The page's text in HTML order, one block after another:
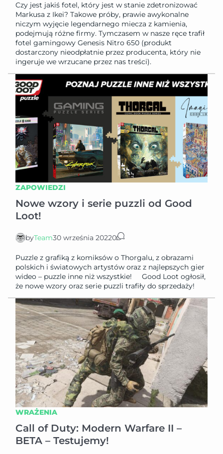
Czy jest jakiś fotel, który jest w stanie zdetronizować
Markusa z Ikei? Takowe próby, prawie awykonalne
niczym wyjęcie legendarnego miecza z kamienia,
podejmują różne firmy. Tymczasem w nasze ręce trafił
fotel gamingowy Genesis Nitro 650 (produkt
dostarczony nieodpłatnie przez producenta, który nie
ingeruje we wrzucane przez nas treści).
ZAPOWIEDZI
Nowe wzory i serie puzzli od Good
Loot!
byTeam30 września 20220
Puzzle z grafiką z komiksów o Thorgalu, z obrazami
polskich i światowych artystów oraz z najlepszych gier
wideo – puzzle inne niż wszystkie! Good Loot ogłosił,
że nowe wzory oraz serie puzzli trafiły do sprzedaży!
WRAŻENIA
Call of Duty: Modern Warfare II –
BETA – Testujemy!